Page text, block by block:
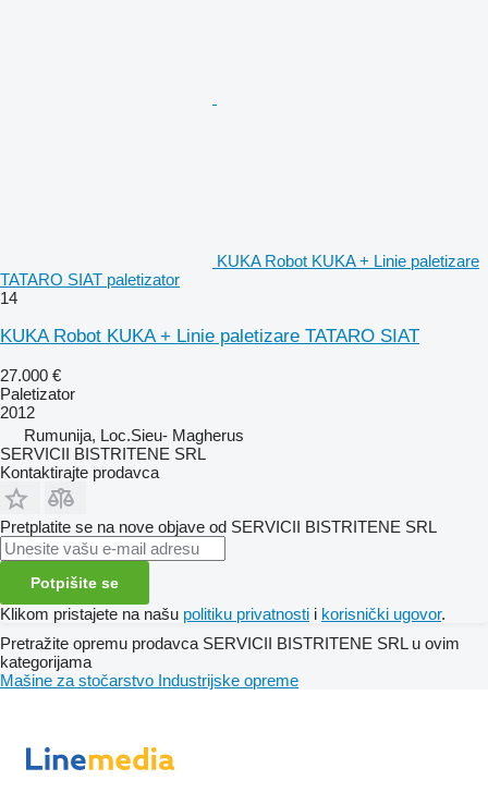
KUKA Robot KUKA + Linie paletizare
TATARO SIAT paletizator
14
KUKA Robot KUKA + Linie paletizare TATARO SIAT
27.000 €
Paletizator
2012
Rumunija, Loc.Sieu- Magherus
SERVICII BISTRITENE SRL
Kontaktirajte prodavca
Pretplatite se na nove objave od SERVICII BISTRITENE SRL
Potpišite se
Klikom pristajete na našu politiku privatnosti i korisnički ugovor.
Pretražite opremu prodavca SERVICII BISTRITENE SRL u ovim
kategorijama
Mašine za stočarstvo Industrijske opreme